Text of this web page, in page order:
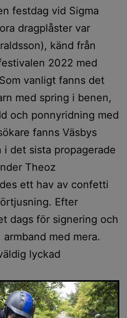
festdag vid Sigma
dragplåster var
känd från
2022 med
vanligt fanns det
med spring i benen,
och ponnyridning med
fanns Väsbys
det sista propagerade
Theoz
ett hav av confetti
Efter
dags för signering och
med mera.
lyckad